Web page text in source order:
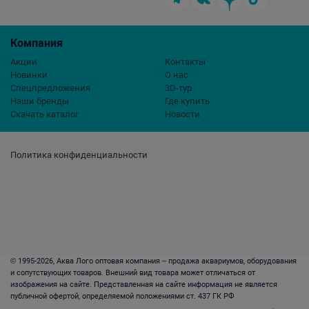
Политика конфиденциальности
Компания
Акции
Новинки
Спецпредложения
Наши бренды
Скачать каталог
Контакты
О нас
3D-тур
Где купить
Новости
© 1995-2026, Аква Лого оптовая компания – продажа аквариумов, оборудования
и сопутствующих товаров. Внешний вид товара может отличаться от
изображения на сайте. Представленная на сайте информация не является
публичной офертой, определяемой положениями ст. 437 ГК РФ